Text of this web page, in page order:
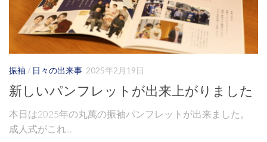
振袖 / 日々の出来事 2025年2月19日
新しいパンフレットが出来上がりました
本日は2025年の丸萬の振袖パンフレットが出来ました。
成人式がこれ...